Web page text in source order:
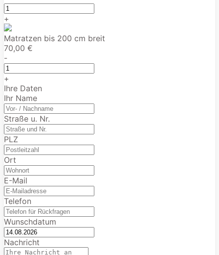
+
Matratzen bis 200 cm breit
70,00 €
-
+
Ihre Daten
Ihr Name
Straße u. Nr.
PLZ
Ort
E-Mail
Telefon
Wunschdatum
Nachricht